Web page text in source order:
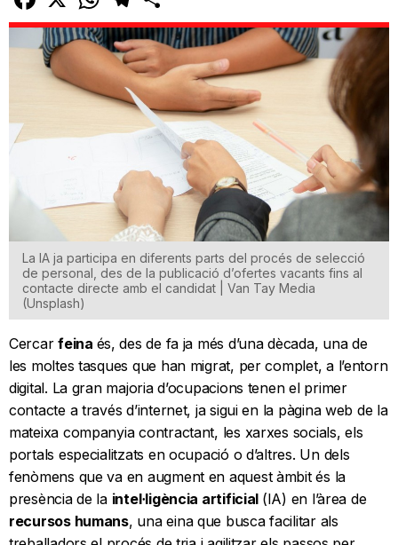
La IA ja participa en diferents parts del procés de selecció
de personal, des de la publicació d’ofertes vacants fins al
contacte directe amb el candidat | Van Tay Media
(Unsplash)
Cercarfeina és, des de fa ja més d’una dècada, una de
les moltes tasques que han migrat, per complet, a l’entorn
digital. La gran majoria d’ocupacions tenen el primer
contacte a través d’internet, ja sigui en la pàgina web de la
mateixa companyia contractant, les xarxes socials, els
portals especialitzats en ocupació o d’altres. Un dels
fenòmens que va en augment en aquest àmbit és la
presència de la intel·ligència artificial (IA) en l’àrea de
recursos humans, una eina que busca facilitar als